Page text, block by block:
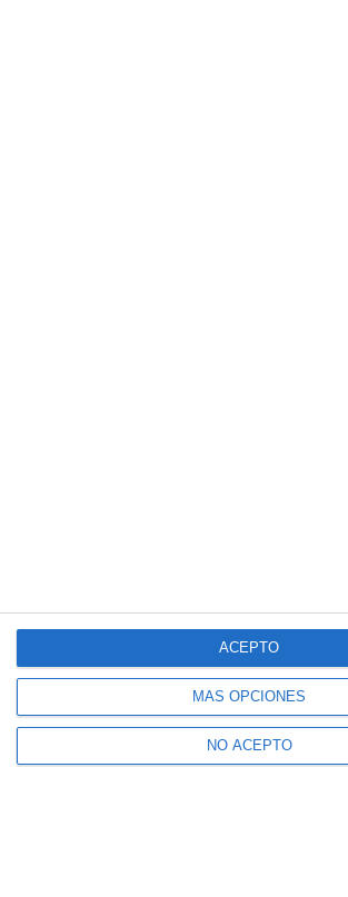
MÁS OPCIONES
NO ACEPTO
ACEPTO